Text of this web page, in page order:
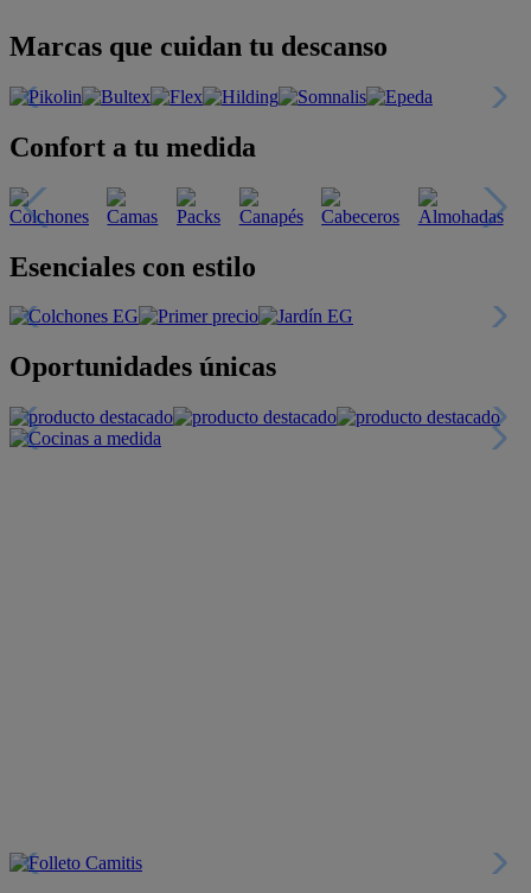
Marcas que cuidan tu descanso
Confort a tu medida
Esenciales con estilo
Oportunidades únicas